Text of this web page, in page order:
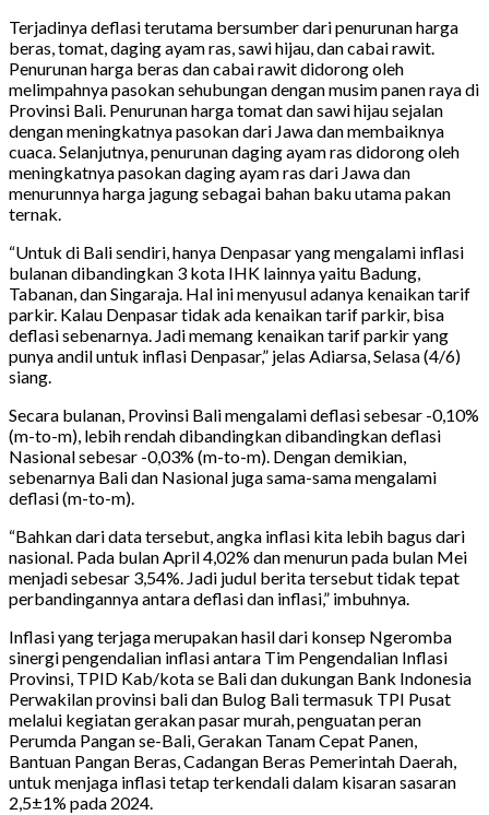
Terjadinya deflasi terutama bersumber dari penurunan harga
beras, tomat, daging ayam ras, sawi hijau, dan cabai rawit.
Penurunan harga beras dan cabai rawit didorong oleh
melimpahnya pasokan sehubungan dengan musim panen raya di
Provinsi Bali. Penurunan harga tomat dan sawi hijau sejalan
dengan meningkatnya pasokan dari Jawa dan membaiknya
cuaca. Selanjutnya, penurunan daging ayam ras didorong oleh
meningkatnya pasokan daging ayam ras dari Jawa dan
menurunnya harga jagung sebagai bahan baku utama pakan
ternak.
“Untuk di Bali sendiri, hanya Denpasar yang mengalami inflasi
bulanan dibandingkan 3 kota IHK lainnya yaitu Badung,
Tabanan, dan Singaraja. Hal ini menyusul adanya kenaikan tarif
parkir. Kalau Denpasar tidak ada kenaikan tarif parkir, bisa
deflasi sebenarnya. Jadi memang kenaikan tarif parkir yang
punya andil untuk inflasi Denpasar,” jelas Adiarsa, Selasa (4/6)
siang.
Secara bulanan, Provinsi Bali mengalami deflasi sebesar -0,10%
(m-to-m), lebih rendah dibandingkan dibandingkan deflasi
Nasional sebesar -0,03% (m-to-m). Dengan demikian,
sebenarnya Bali dan Nasional juga sama-sama mengalami
deflasi (m-to-m).
“Bahkan dari data tersebut, angka inflasi kita lebih bagus dari
nasional. Pada bulan April 4,02% dan menurun pada bulan Mei
menjadi sebesar 3,54%. Jadi judul berita tersebut tidak tepat
perbandingannya antara deflasi dan inflasi,” imbuhnya.
Inflasi yang terjaga merupakan hasil dari konsep Ngeromba
sinergi pengendalian inflasi antara Tim Pengendalian Inflasi
Provinsi, TPID Kab/kota se Bali dan dukungan Bank Indonesia
Perwakilan provinsi bali dan Bulog Bali termasuk TPI Pusat
melalui kegiatan gerakan pasar murah, penguatan peran
Perumda Pangan se-Bali, Gerakan Tanam Cepat Panen,
Bantuan Pangan Beras, Cadangan Beras Pemerintah Daerah,
untuk menjaga inflasi tetap terkendali dalam kisaran sasaran
2,5±1% pada 2024.